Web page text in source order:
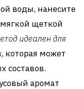
воды, нанесите
щеткой
идеален для
, которая может
составов.
аромат